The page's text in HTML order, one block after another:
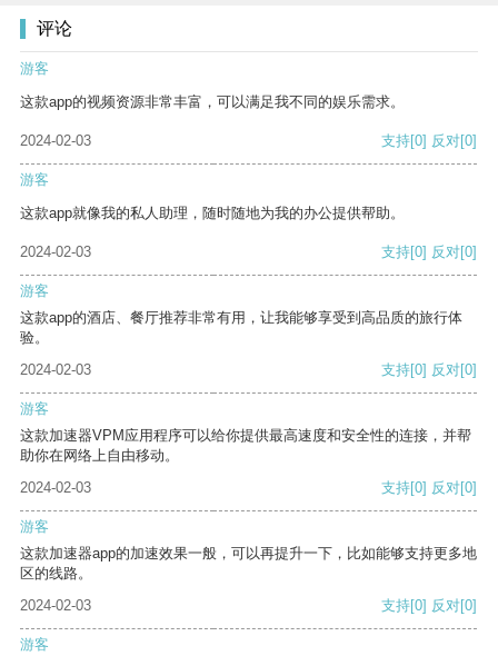
评论
游客
这款app的视频资源非常丰富，可以满足我不同的娱乐需求。
2024-02-03 支持[0] 反对[0]
游客
这款app就像我的私人助理，随时随地为我的办公提供帮助。
2024-02-03 支持[0] 反对[0]
游客
这款app的酒店、餐厅推荐非常有用，让我能够享受到高品质的旅行体
验。
2024-02-03
支持[0] 反对[0]
游客
这款加速器VPM应用程序可以给你提供最高速度和安全性的连接，并帮
助你在网络上自由移动。
2024-02-03
支持[0] 反对[0]
游客
这款加速器app的加速效果一般，可以再提升一下，比如能够支持更多地
区的线路。
2024-02-03
支持[0] 反对[0]
游客